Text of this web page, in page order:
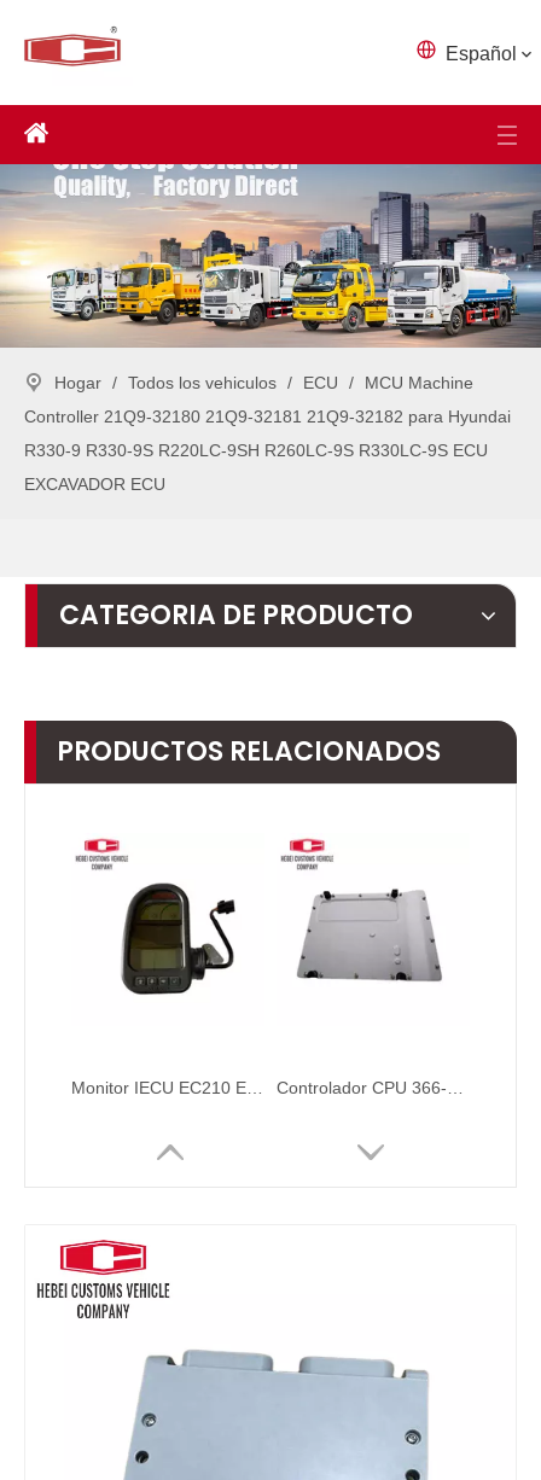
Español
Hogar / Todos los vehiculos / ECU /
MCU Machine
Controller 21Q9-32180 21Q9-32181 21Q9-32182 para Hyundai
R330-9 R330-9S R220LC-9SH R260LC-9S R330LC-9S ECU
EXCAVADOR ECU
CATEGORIA DE PRODUCTO
PRODUCTOS RELACIONADOS